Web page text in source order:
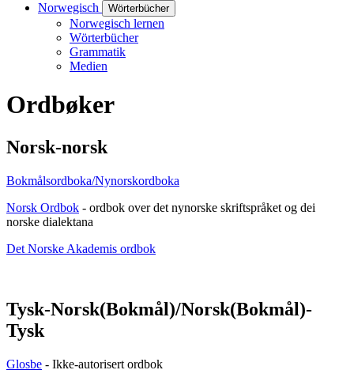
Norwegisch Wörterbücher
Norwegisch lernen
Wörterbücher
Grammatik
Medien
Ordbøker
Norsk-norsk
Bokmålsordboka/Nynorskordboka
Norsk Ordbok - ordbok over det nynorske skriftspråket og dei
norske dialektana
Det Norske Akademis ordbok
Tysk-Norsk(Bokmål)/Norsk(Bokmål)-
Tysk
Glosbe - Ikke-autorisert ordbok